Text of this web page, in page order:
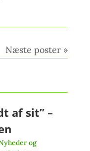
Næste poster »
af sit” –
og